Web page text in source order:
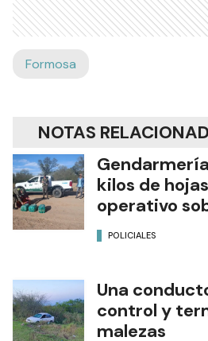
Formosa
NOTAS
kilos de
operativo
POLICIALES
Una
control y
malezas